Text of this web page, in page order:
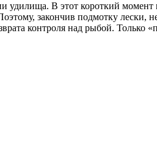
удилища. В этот короткий
закончив подмотку лески,
контроля над рыбой. Только